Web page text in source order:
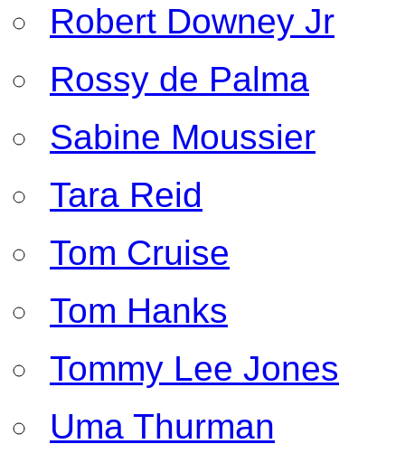
Robert Downey Jr
Rossy de Palma
Sabine Moussier
Tara Reid
Tom Cruise
Tom Hanks
Tommy Lee Jones
Uma Thurman